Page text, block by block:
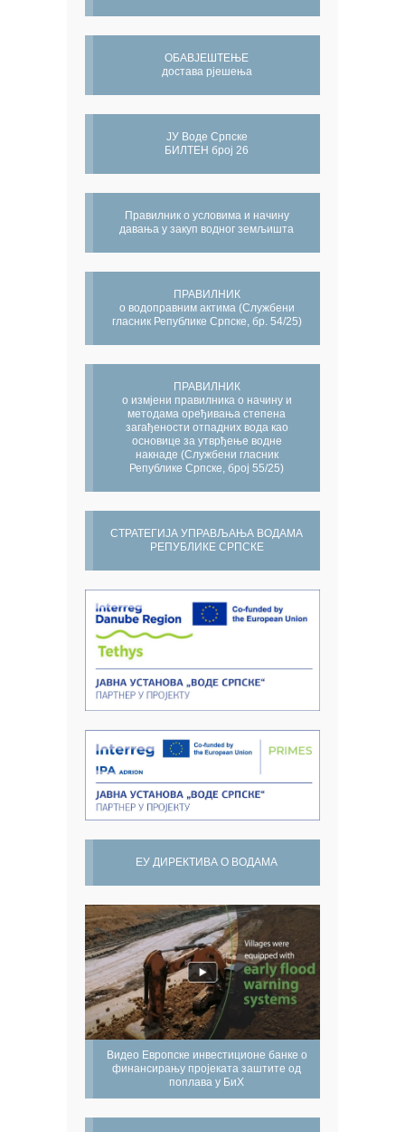
ОБАВЈЕШТЕЊЕ
достава рјешења
ЈУ Воде Српске
БИЛТЕН број 26
Правилник о условима и начину
давања у закуп водног земљишта
ПРАВИЛНИК
о водоправним актима (Службени
гласник Републике Српске, бр. 54/25)
ПРАВИЛНИК
о измјени правилника о начину и
методама оређивања степена
загађености отпадних вода као
основице за утврђење водне
накнаде (Службени гласник
Републике Српске, број 55/25)
СТРАТЕГИЈА УПРАВЉАЊА ВОДАМА
РЕПУБЛИКЕ СРПСКЕ
ЕУ ДИРЕКТИВА О ВОДАМА
Видео Европске инвестиционе банке о
финансирању пројеката заштите од
поплава у БиХ